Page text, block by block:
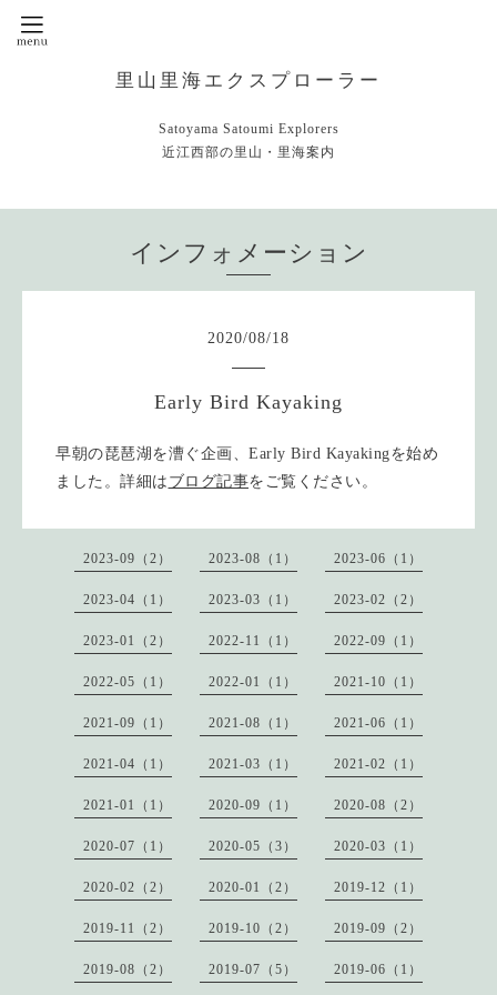
里山里海エクスプローラー
Satoyama Satoumi Explorers
近江西部の里山・里海案内
インフォメーション
2020/08/18
Early Bird Kayaking
早朝の琵琶湖を漕ぐ企画、Early Bird Kayakingを始め
ました。詳細は ブログ記事をご覧ください。
2023-09（2） 2023-08（1） 2023-06（1）
2023-04（1） 2023-03（1） 2023-02（2）
2023-01（2） 2022-11（1） 2022-09（1）
2022-05（1） 2022-01（1） 2021-10（1）
2021-09（1） 2021-08（1） 2021-06（1）
2021-04（1） 2021-03（1） 2021-02（1）
2021-01（1） 2020-09（1） 2020-08（2）
2020-07（1） 2020-05（3） 2020-03（1）
2020-02（2） 2020-01（2） 2019-12（1）
2019-11（2） 2019-10（2） 2019-09（2）
2019-08（2） 2019-07（5） 2019-06（1）